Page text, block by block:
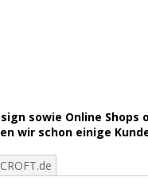
sowie Online Shops
wir schon einige